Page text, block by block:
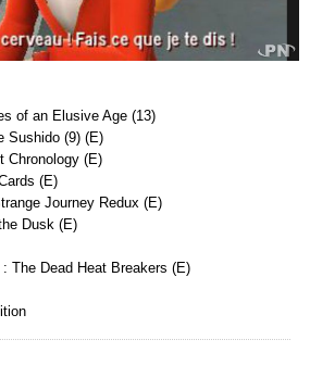
of an Elusive Age (13)
Sushido (9) (E)
Chronology (E)
(E)
Journey Redux (E)
Dusk (E)
The Dead Heat Breakers (E)